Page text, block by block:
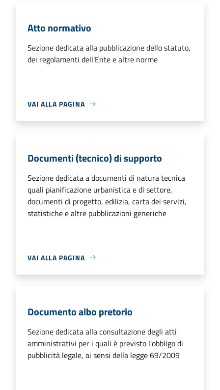
Atto normativo
Sezione dedicata alla pubblicazione dello statuto,
dei regolamenti dell'Ente e altre norme
VAI ALLA PAGINA
Documenti (tecnico) di supporto
Sezione dedicata a documenti di natura tecnica
quali pianificazione urbanistica e di settore,
documenti di progetto, edilizia, carta dei servizi,
statistiche e altre pubblicazioni generiche
VAI ALLA PAGINA
Documento albo pretorio
Sezione dedicata alla consultazione degli atti
amministrativi per i quali è previsto l'obbligo di
pubblicità legale, ai sensi della legge 69/2009